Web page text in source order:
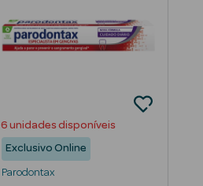
6 unidades disponíveis
Exclusivo Online
Parodontax